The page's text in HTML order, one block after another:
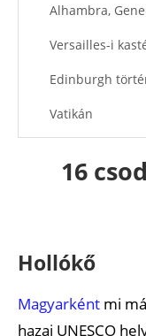
Alhambra,
Versailles-i
Edinburgh
Vatikán
Dubrovnik
Krakkó
Suomenlinna-
16
Hollókő
Magyarként mi
hazai UNESCO